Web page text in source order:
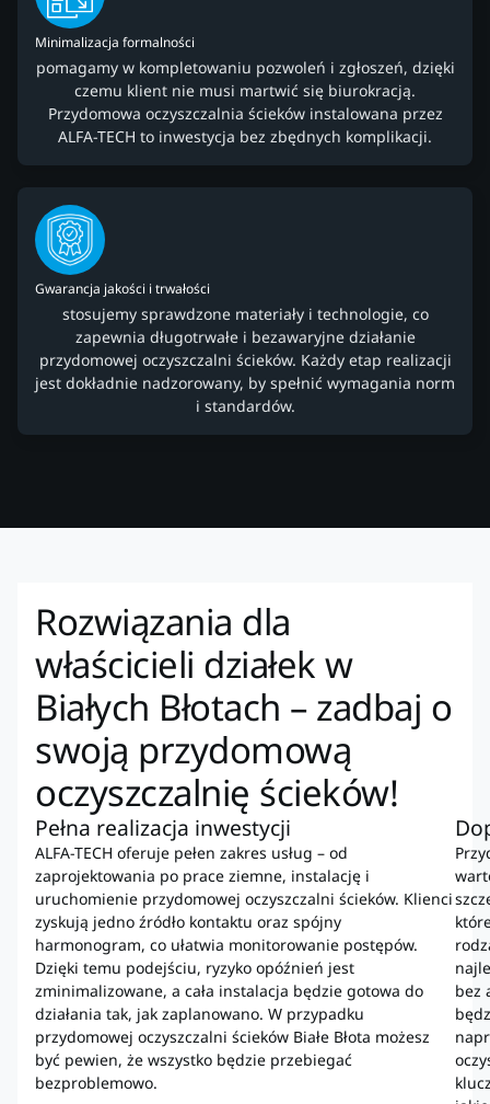
Minimalizacja formalności
pomagamy w kompletowaniu pozwoleń i zgłoszeń, dzięki
czemu klient nie musi martwić się biurokracją.
Przydomowa oczyszczalnia ścieków instalowana przez
ALFA-TECH to inwestycja bez zbędnych komplikacji.
Gwarancja jakości i trwałości
stosujemy sprawdzone materiały i technologie, co
zapewnia długotrwałe i bezawaryjne działanie
przydomowej oczyszczalni ścieków. Każdy etap realizacji
jest dokładnie nadzorowany, by spełnić wymagania norm
i standardów.
Rozwiązania dla
właścicieli działek w
Białych Błotach – zadbaj o
swoją przydomową
oczyszczalnię ścieków!
Pełna realizacja inwestycji
ALFA-TECH oferuje pełen zakres usług – od
zaprojektowania po prace ziemne, instalację i
uruchomienie przydomowej oczyszczalni ścieków. Klienci
zyskują jedno źródło kontaktu oraz spójny
harmonogram, co ułatwia monitorowanie postępów.
Dzięki temu podejściu, ryzyko opóźnień jest
zminimalizowane, a cała instalacja będzie gotowa do
działania tak, jak zaplanowano. W przypadku
przydomowej oczyszczalni ścieków Białe Błota możesz
być pewien, że wszystko będzie przebiegać
bezproblemowo.
bez